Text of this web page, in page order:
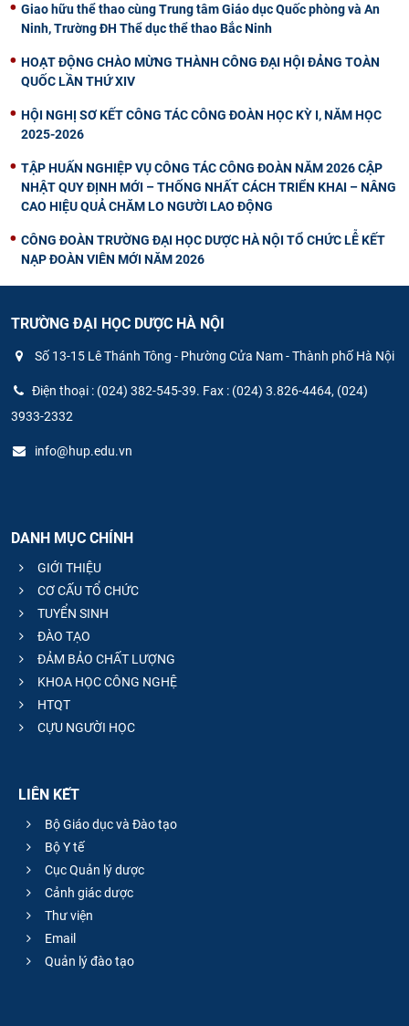
Giao hữu thể thao cùng Trung tâm Giáo dục Quốc phòng và An
Ninh, Trường ĐH Thể dục thể thao Bắc Ninh
HOẠT ĐỘNG CHÀO MỪNG THÀNH CÔNG ĐẠI HỘI ĐẢNG TOÀN
QUỐC LẦN THỨ XIV
HỘI NGHỊ SƠ KẾT CÔNG TÁC CÔNG ĐOÀN HỌC KỲ I, NĂM HỌC
2025-2026
TẬP HUẤN NGHIỆP VỤ CÔNG TÁC CÔNG ĐOÀN NĂM 2026 CẬP
NHẬT QUY ĐỊNH MỚI – THỐNG NHẤT CÁCH TRIỂN KHAI – NÂNG
CAO HIỆU QUẢ CHĂM LO NGƯỜI LAO ĐỘNG
CÔNG ĐOÀN TRƯỜNG ĐẠI HỌC DƯỢC HÀ NỘI TỔ CHỨC LỄ KẾT
NẠP ĐOÀN VIÊN MỚI NĂM 2026
TRƯỜNG ĐẠI HỌC DƯỢC HÀ NỘI
Số 13-15 Lê Thánh Tông - Phường Cửa Nam - Thành phố Hà Nội
Điện thoại : (024) 382-545-39. Fax : (024) 3.826-4464, (024)
3933-2332
info@hup.edu.vn
DANH MỤC CHÍNH
GIỚI THIỆU
CƠ CẤU TỔ CHỨC
TUYỂN SINH
ĐÀO TẠO
ĐẢM BẢO CHẤT LƯỢNG
KHOA HỌC CÔNG NGHỆ
HTQT
CỰU NGƯỜI HỌC
LIÊN KẾT
Bộ Giáo dục và Đào tạo
Bộ Y tế
Cục Quản lý dược
Cảnh giác dược
Thư viện
Email
Quản lý đào tạo